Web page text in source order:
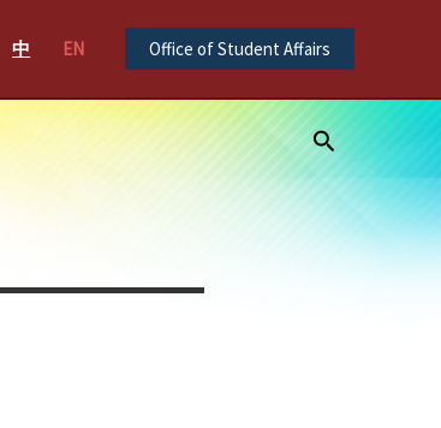
中 EN Office of Student Affairs
Search